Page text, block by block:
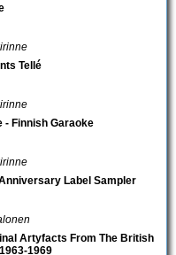
Tellé
- Finnish Garaoke
Label Sampler
Artyfacts From The British
1969